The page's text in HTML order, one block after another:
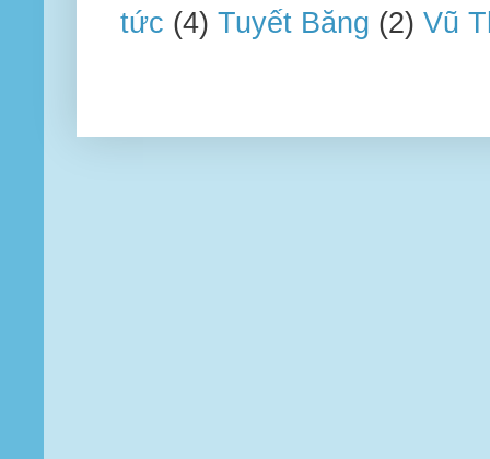
tức (4) Tuyết Băng (2) Vũ